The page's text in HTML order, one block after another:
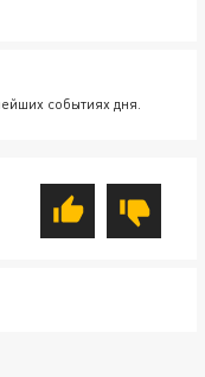
событиях дня.